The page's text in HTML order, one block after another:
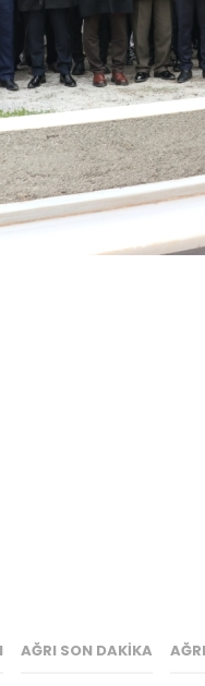
AĞRI SON DAKIKA